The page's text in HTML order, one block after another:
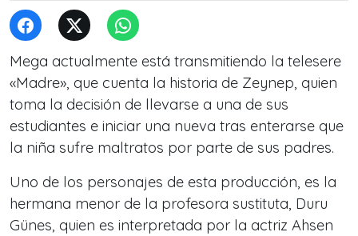
Mega actualmente está transmitiendo la telesere
«Madre», que cuenta la historia de Zeynep, quien
toma la decisión de llevarse a una de sus
estudiantes e iniciar una nueva tras enterarse que
la niña sufre maltratos por parte de sus padres.
Uno de los personajes de esta producción, es la
hermana menor de la profesora sustituta, Duru
Günes, quien es interpretada por la actriz Ahsen